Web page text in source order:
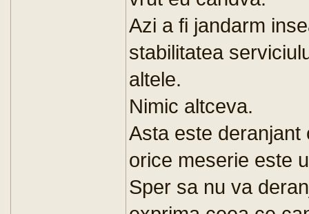
Azi a fi jandarm
stabilitatea
altele.
Nimic altceva.
Asta este deranjant
orice meserie este
Sper sa nu va